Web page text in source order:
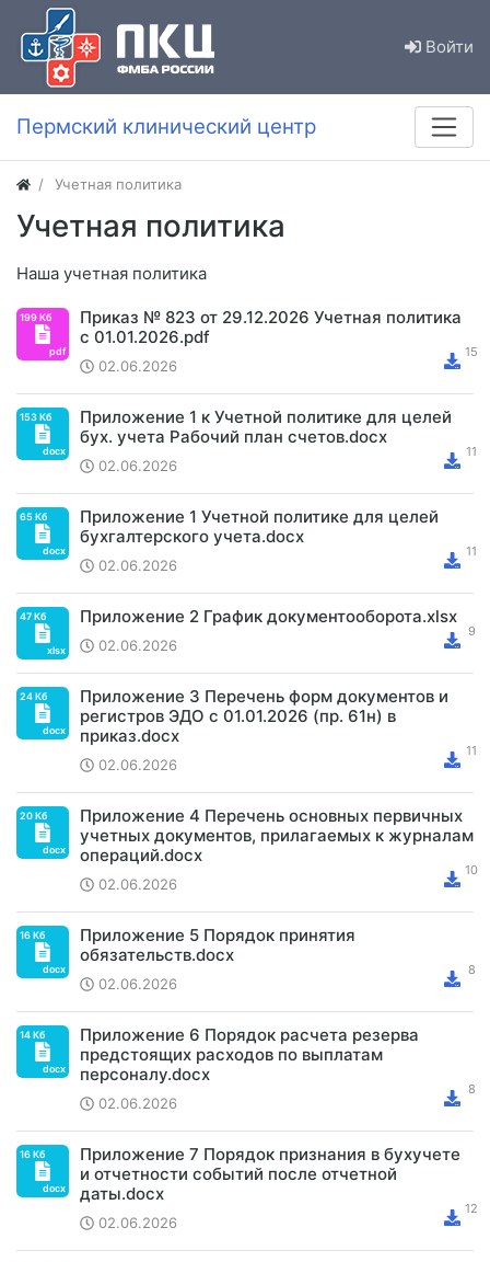
Войти
Пермский клинический центр
Учетная политика
Учетная политика
Наша учетная политика
Приказ № 823 от 29.12.2026 Учетная политика
с 01.01.2026.pdf
02.06.2026
Приложение 1 к Учетной политике для целей
бух. учета Рабочий план счетов.docx
02.06.2026
Приложение 1 Учетной политике для целей
бухгалтерского учета.docx
02.06.2026
Приложение 2 График документооборота.xlsx
02.06.2026
Приложение 3 Перечень форм документов и
регистров ЭДО с 01.01.2026 (пр. 61н) в
приказ.docx
02.06.2026
Приложение 4 Перечень основных первичных
учетных документов, прилагаемых к журналам
операций.docx
02.06.2026
Приложение 5 Порядок принятия
обязательств.docx
02.06.2026
Приложение 6 Порядок расчета резерва
предстоящих расходов по выплатам
персоналу.docx
02.06.2026
Приложение 7 Порядок признания в бухучете
и отчетности событий после отчетной
даты.docx
02.06.2026